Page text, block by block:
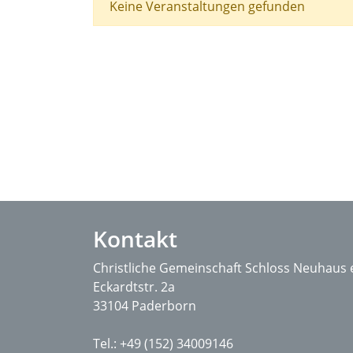
Keine Veranstaltungen gefunden
Kontakt
Christliche Gemeinschaft ­Schloss Neuhaus
Eckardtstr. 2a
33104 Paderborn
Tel.: +49 (152) 34009146